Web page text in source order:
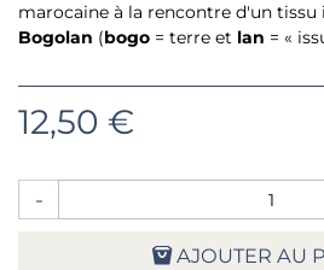
marocaine à la rencontre d'un tissu
Bogolan (bogo = terre et lan = «
12,50 €
-
AJOUTER AU